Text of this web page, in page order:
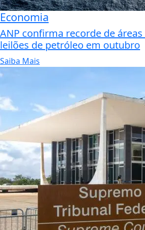
Economia
ANP confirma recorde de
leilões de petróleo em outubro
Saiba Mais